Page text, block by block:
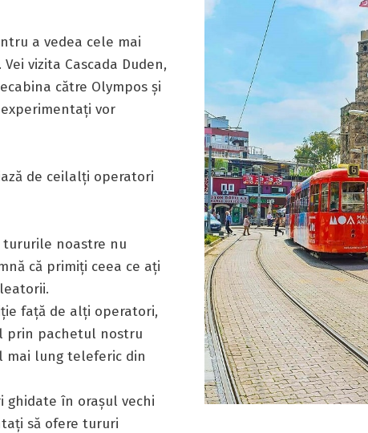
a vedea cele mai
vizita Cascada Duden,
către Olympos și
vor
de ceilalți operatori
tururile noastre nu
că primiți ceea ce ați
față de alți operatori,
prin pachetul nostru
mai lung teleferic din
ghidate în orașul vechi
să ofere tururi